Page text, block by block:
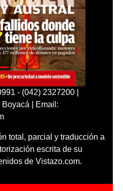
- (042) 2327200 |
| Email:
total, parcial y traducción a
escrita de su
de Vistazo.com.